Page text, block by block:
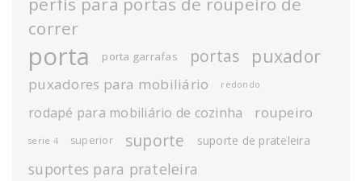
correr
porta porta garrafas portas puxador
puxadores para mobiliário redondo
rodapé para mobiliário de cozinha roupeiro
serie 4 superior suporte suporte de prateleira
suportes para prateleira